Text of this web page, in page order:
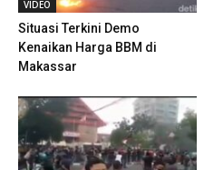
VIDEO
Situasi Terkini Demo
Kenaikan Harga BBM di
Makassar